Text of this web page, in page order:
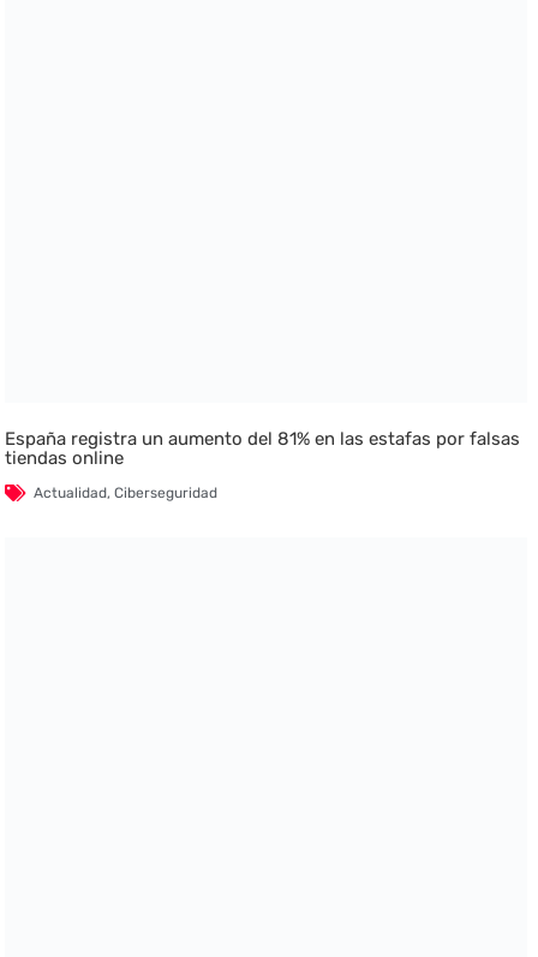
España registra un aumento del 81% en las estafas por falsas
tiendas online
Actualidad,Ciberseguridad